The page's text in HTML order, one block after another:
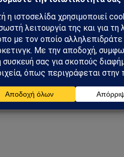
στο Google News
για να λαμβάνεις πρώτος τις
και αναλύσεις.
a preferred source